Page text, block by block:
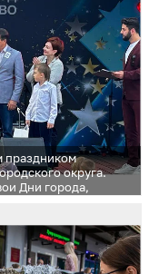
праздником
округа.
Дни города,